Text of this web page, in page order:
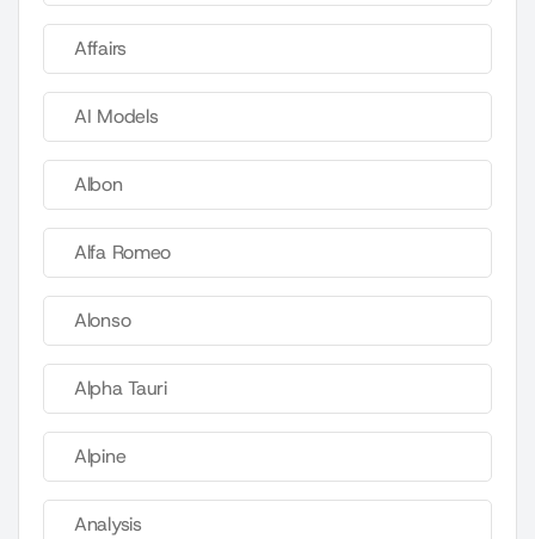
Affairs
AI Models
Albon
Alfa Romeo
Alonso
Alpha Tauri
Alpine
Analysis